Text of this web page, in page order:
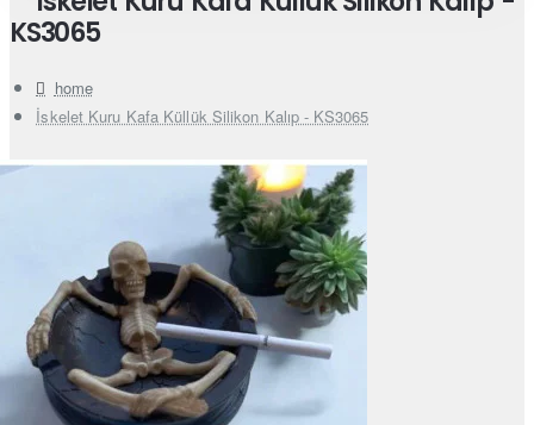
KS3065
home
İskelet Kuru Kafa Küllük Silikon Kalıp - KS3065